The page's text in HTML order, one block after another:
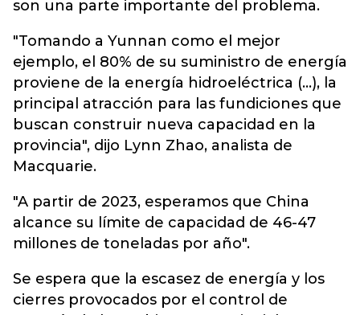
son una parte importante del problema.
"Tomando a Yunnan como el mejor
ejemplo, el 80% de su suministro de energía
proviene de la energía hidroeléctrica (...), la
principal atracción para las fundiciones que
buscan construir nueva capacidad en la
provincia", dijo Lynn Zhao, analista de
Macquarie.
"A partir de 2023, esperamos que China
alcance su límite de capacidad de 46-47
millones de toneladas por año".
Se espera que la escasez de energía y los
cierres provocados por el control de